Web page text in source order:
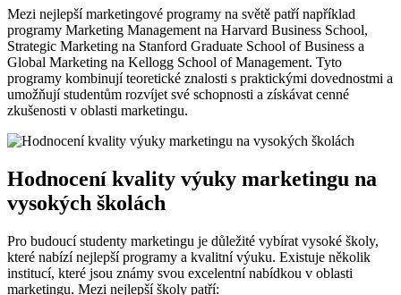
Mezi nejlepší marketingové programy na světě patří například
programy Marketing Management na Harvard Business School,
Strategic Marketing na Stanford Graduate School of Business a
Global Marketing na Kellogg School of Management. Tyto
programy kombinují teoretické znalosti s praktickými dovednostmi a
umožňují studentům rozvíjet své schopnosti a získávat cenné
zkušenosti v oblasti marketingu.
Hodnocení kvality výuky marketingu na
vysokých školách
Pro budoucí studenty marketingu je důležité vybírat vysoké školy,
které nabízí nejlepší programy a kvalitní výuku. Existuje několik
institucí, které jsou známy svou excelentní nabídkou v oblasti
marketingu. Mezi nejlepší školy patří: